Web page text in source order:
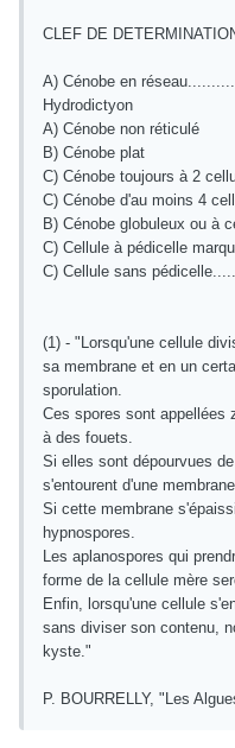
CLEF DE
A) Cénobe en
Hydrodictyon
A) Cénobe non réticulé
B) Cénobe plat
C) Cénobe toujours à 2
C) Cénobe d'au moins 4
B) Cénobe globuleux ou à
C) Cellule à pédicelle
C) Cellule sans
(1) - "Lorsqu'une cellule
sa membrane et en un
sporulation.
Ces spores sont appellées
à des fouets.
Si elles sont dépourvues
s'entourent d'une
Si cette membrane
hypnospores.
Les aplanospores qui
forme de la cellule mère
Enfin, lorsqu'une cellule
sans diviser son contenu,
kyste."
P. BOURRELLY, "Les